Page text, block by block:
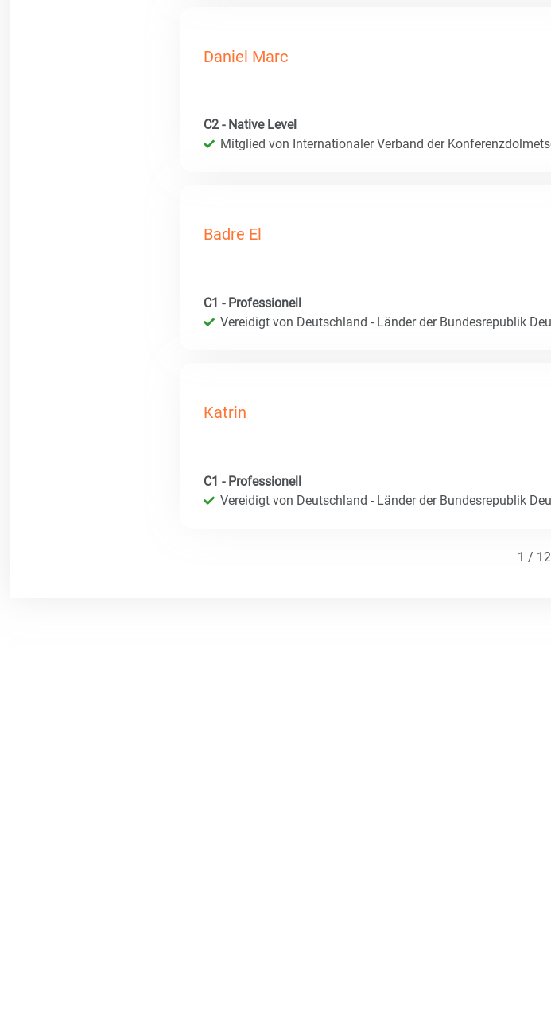
Daniel Marc
C2 - Native Level
Mitglied von Internationaler Verband der
Badre El
C1 - Professionell
Vereidigt von Deutschland - Länder der Bundesrepublik
Katrin
C1 - Professionell
Vereidigt von Deutschland - Länder der Bundesrepublik
1 / 12